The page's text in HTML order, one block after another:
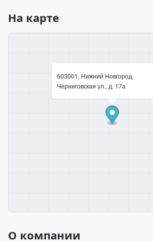
На карте
603001, Нижний Новгород,
Черниговская ул., д. 17а
О компании